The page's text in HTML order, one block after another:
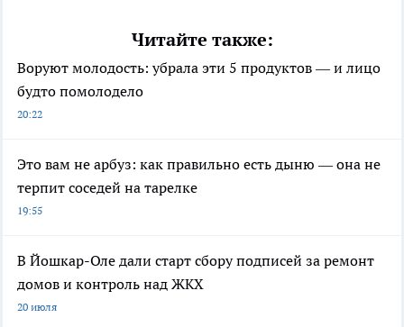
Читайте также:
Воруют молодость: убрала эти 5 продуктов — и лицо
будто помолодело
20:22
Это вам не арбуз: как правильно есть дыню — она не
терпит соседей на тарелке
19:55
В Йошкар-Оле дали старт сбору подписей за ремонт
домов и контроль над ЖКХ
20 июля